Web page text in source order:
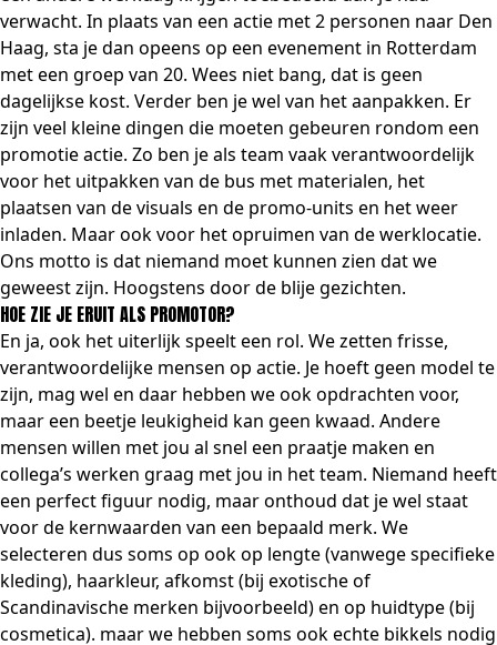
verwacht. In plaats van een actie met 2 personen naar Den
Haag, sta je dan opeens op een evenement in Rotterdam
met een groep van 20. Wees niet bang, dat is geen
dagelijkse kost. Verder ben je wel van het aanpakken. Er
zijn veel kleine dingen die moeten gebeuren rondom een
promotie actie. Zo ben je als team vaak verantwoordelijk
voor het uitpakken van de bus met materialen, het
plaatsen van de visuals en de promo-units en het weer
inladen. Maar ook voor het opruimen van de werklocatie.
Ons motto is dat niemand moet kunnen zien dat we
geweest zijn. Hoogstens door de blije gezichten.
HOE ZIE JE ERUIT ALS PROMOTOR?
En ja, ook het uiterlijk speelt een rol. We zetten frisse,
verantwoordelijke mensen op actie. Je hoeft geen model te
zijn, mag wel en daar hebben we ook opdrachten voor,
maar een beetje leukigheid kan geen kwaad. Andere
mensen willen met jou al snel een praatje maken en
collega’s werken graag met jou in het team. Niemand heeft
een perfect figuur nodig, maar onthoud dat je wel staat
voor de kernwaarden van een bepaald merk. We
selecteren dus soms op ook op lengte (vanwege specifieke
kleding), haarkleur, afkomst (bij exotische of
Scandinavische merken bijvoorbeeld) en op huidtype (bij
cosmetica). maar we hebben soms ook echte bikkels nodig